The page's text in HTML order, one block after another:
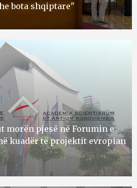
bota shqiptare"
morën pjesë në Forumin e
kuadër të projektit evropian